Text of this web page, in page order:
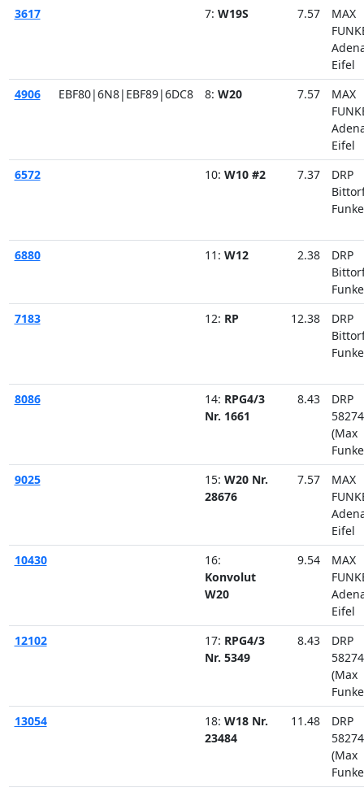
3617
7: W19S 7.57
MAX
Eifel
4906
EBF80|6N8|EBF89|6DC8 8: W20 7.57
MAX
Eifel
6572
10: W10 #2 7.37
DRP
Funke
6880 11: W12 2.38
DRP
Funke
7183
12: RP 12.38
DRP
Funke
8086 14: RPG4/3
Nr. 1661
8.43
DRP
(Max
9025
15: W20 Nr.
28676
7.57
MAX
Eifel
10430
16:
Konvolut
W20
9.54
MAX
Eifel
12102
17: RPG4/3
Nr. 5349
8.43
DRP
(Max
13054
18: W18 Nr.
23484
11.48
DRP
(Max